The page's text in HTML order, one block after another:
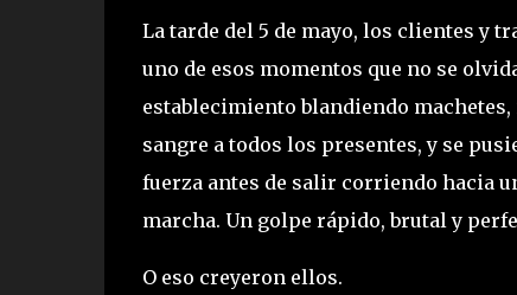
La tarde del 5 de mayo, los clientes y
uno de esos momentos que no se
establecimiento blandiendo
sangre a todos los presentes, y se
fuerza antes de salir corriendo hacia
marcha. Un golpe rápido, brutal y
O eso creyeron ellos.